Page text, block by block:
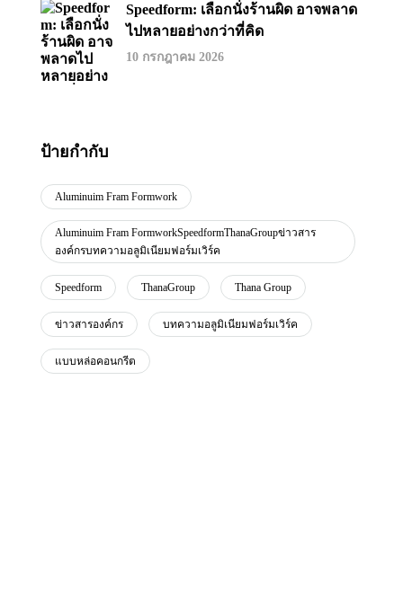
Speedform: เลือกนั่งร้านผิด อาจพลาด
ไปหลายอย่างกว่าที่คิด
10 กรกฎาคม 2026
ป้ายกำกับ
Aluminuim Fram Formwork
Aluminuim Fram FormworkSpeedformThanaGroupข่าวสาร
องค์กรบทความอลูมิเนียมฟอร์มเวิร์ค
Speedform ThanaGroup Thana Group
ข่าวสารองค์กร บทความอลูมิเนียมฟอร์มเวิร์ค
แบบหล่อคอนกรีต